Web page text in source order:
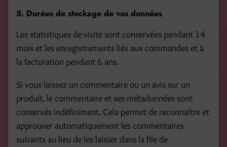
5. Durées de stockage de vos données
Les statistiques de visite sont conservées pendant 14
mois et les enregistrements liés aux commandes et à
la facturation pendant 6 ans.
Si vous laissez un commentaire ou un avis sur un
produit, le commentaire et ses métadonnées sont
conservés indéfiniment. Cela permet de reconnaître et
approuver automatiquement les commentaires
suivants au lieu de les laisser dans la file de